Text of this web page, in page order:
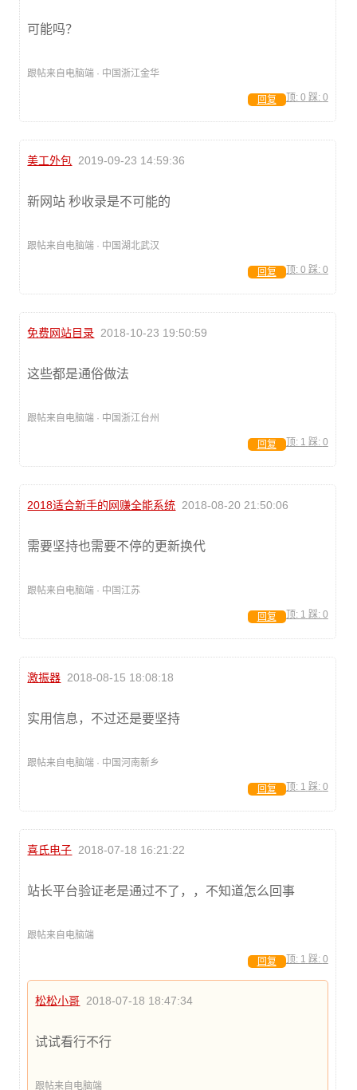
可能吗？
跟帖来自电脑端 · 中国浙江金华
顶: 0 踩: 0
回复
美工外包 2019-09-23 14:59:36
新网站 秒收录是不可能的
跟帖来自电脑端 · 中国湖北武汉
顶: 0 踩: 0
回复
免费网站目录 2018-10-23 19:50:59
这些都是通俗做法
跟帖来自电脑端 · 中国浙江台州
顶: 1 踩: 0
回复
2018适合新手的网赚全能系统 2018-08-20 21:50:06
需要坚持也需要不停的更新换代
跟帖来自电脑端 · 中国江苏
顶: 1 踩: 0
回复
激振器 2018-08-15 18:08:18
实用信息，不过还是要坚持
跟帖来自电脑端 · 中国河南新乡
顶: 1 踩: 0
回复
喜氏电子 2018-07-18 16:21:22
站长平台验证老是通过不了，，不知道怎么回事
跟帖来自电脑端
顶: 1 踩: 0
回复
松松小哥 2018-07-18 18:47:34
试试看行不行
跟帖来自电脑端